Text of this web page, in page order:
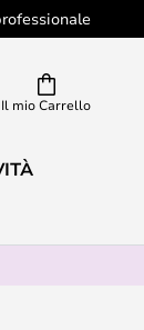
Il mio Carrello